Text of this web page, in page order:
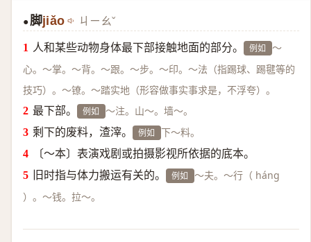
●脚jiǎo ㄐㄧㄠˇ
人和某些动物身体最下部接触地面的部分。 例如 ～
心。～掌。～背。～跟。～步。～印。～法（指踢球、踢毽等的
技巧）。～镣。～踏实地（形容做事实事求是，不浮夸）。
最下部。 例如 ～注。山～。墙～。
剩下的废料，渣滓。 例如 下～料。
〔～本〕表演戏剧或拍摄影视所依据的底本。
旧时指与体力搬运有关的。
例如 ～夫。～行（ háng
）。～钱。拉～。